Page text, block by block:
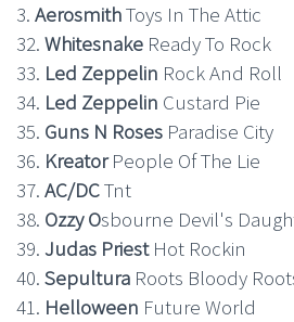
3. AerosmithToys In The Attic
32. Whitesnake Ready To Rock
33. Led Zeppelin Rock And Roll
34. Led Zeppelin Custard Pie
35. Guns N Roses Paradise City
36. KreatorPeople Of The Lie
37. AC/DCTnt
38. Ozzy Osbourne Devil's
39. Judas PriestHot Rockin
40. Sepultura Roots Bloody
41. Helloween Future World